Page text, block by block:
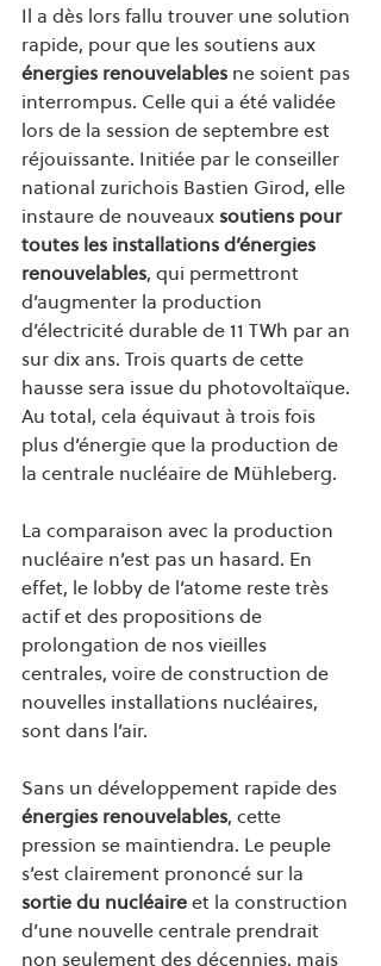
Il a dès lors fallu trouver une solution
rapide, pour que les soutiens aux
énergies renouvelables ne soient pas
interrompus. Celle qui a été validée
lors de la session de septembre est
réjouissante. Initiée par le conseiller
national zurichois Bastien Girod, elle
instaure de nouveaux soutiens pour
toutes les installations d’énergies
renouvelables, qui permettront
d’augmenter la production
d’électricité durable de 11 TWh par an
sur dix ans. Trois quarts de cette
hausse sera issue du photovoltaïque.
Au total, cela équivaut à trois fois
plus d’énergie que la production de
la centrale nucléaire de Mühleberg.
La comparaison avec la production
nucléaire n’est pas un hasard. En
effet, le lobby de l’atome reste très
actif et des propositions de
prolongation de nos vieilles
centrales, voire de construction de
nouvelles installations nucléaires,
sont dans l’air.
Sans un développement rapide des
énergies renouvelables, cette
pression se maintiendra. Le peuple
s’est clairement prononcé sur la
sortie du nucléaire et la construction
d’une nouvelle centrale prendrait
non seulement des décennies, mais